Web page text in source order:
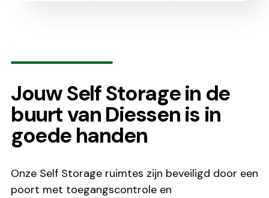
Jouw Self Storage in de
buurt van Diessen is in
goede handen
Onze Self Storage ruimtes zijn beveiligd door een
poort met toegangscontrole en